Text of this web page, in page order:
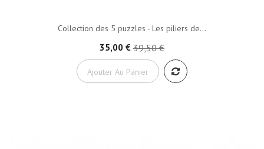
Collection des 5 puzzles - Les piliers de...
35,00 € 39,50 €
Ajouter Au Panier